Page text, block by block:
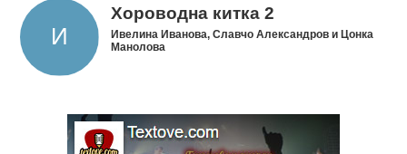
Хороводна китка 2
Ивелина Иванова, Славчо Александров и Цонка
Манолова